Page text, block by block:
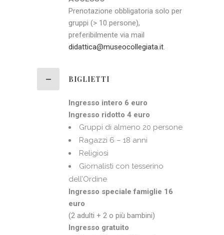
Prenotazione obbligatoria solo per
gruppi (> 10 persone),
preferibilmente via mail
didattica@museocollegiata.it.
BIGLIETTI
Ingresso intero 6 euro
Ingresso ridotto 4 euro
Gruppi di almeno 20 persone
Ragazzi 6 – 18 anni
Religiosi
Giornalisti con tesserino
dell’Ordine
Ingresso speciale famiglie 16
euro
(2 adulti + 2 o più bambini)
Ingresso gratuito